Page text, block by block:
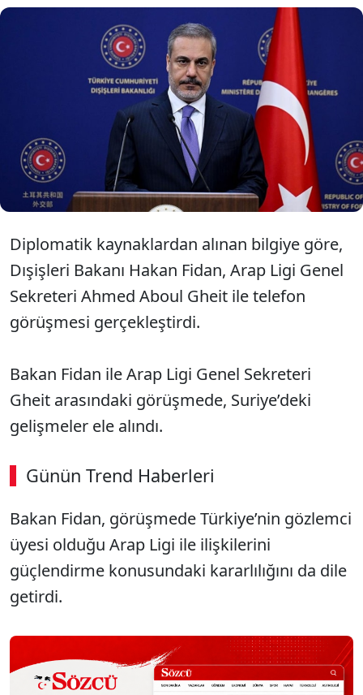
Dışişleri Bakanı Hakan Fidan ile Arap
Ligi Genel Sekreteri Gheit telefon
görüşmesi gerçekleştirdi.
Diplomatik kaynaklardan alınan bilgiye göre,
Dışişleri Bakanı Hakan Fidan, Arap Ligi Genel
Sekreteri Ahmed Aboul Gheit ile telefon
görüşmesi gerçekleştirdi.
Bakan Fidan ile Arap Ligi Genel Sekreteri
Gheit arasındaki görüşmede, Suriye’deki
gelişmeler ele alındı.
Günün Trend Haberleri
00:02 / 08:15
Sesi Aç
Bakan Fidan, görüşmede Türkiye’nin gözlemci
üyesi olduğu Arap Ligi ile ilişkilerini
güçlendirme konusundaki kararlılığını da dile
getirdi.